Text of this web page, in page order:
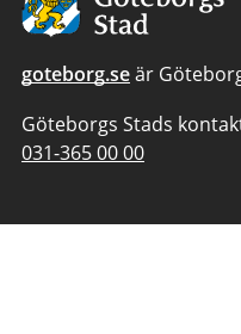
Göteborgs
Stad
goteborg.seär
Göteborgs Stads
Telefonnummer
031-365 00 00